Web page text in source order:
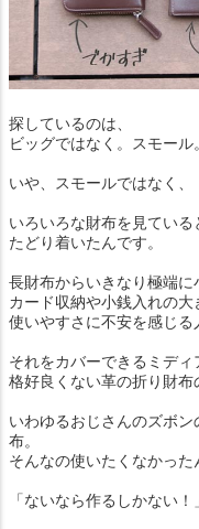
探しているのは、
ビッグではなく。スモール。
いや、スモールではなく、
いろいろな財布を見てい
たどり着いたんです。
長財布からいきなり極端に
カード収納や小銭入れの大
使いやすさに不安を感じる
それをカバーできるミディ
格好良くない革の折り財布
いわゆるおじさんのズボ
布。
そんなの使いたくなかった
「ないなら作るしかない！」